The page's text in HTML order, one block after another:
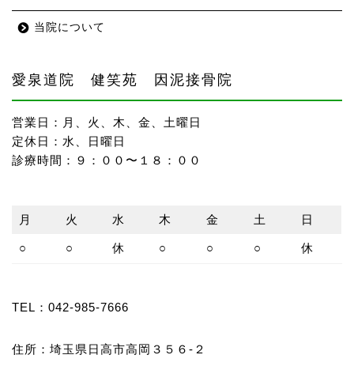
当院について
愛泉道院 健笑苑 因泥接骨院
営業日：月、火、木、金、土曜日
定休日：水、日曜日
診療時間：９：００〜１８：００
月 火 水 木 金 土 日
○ ○ 休 ○ ○ ○ 休
TEL： 042-985-7666
住所：埼玉県日高市高岡３５６-２